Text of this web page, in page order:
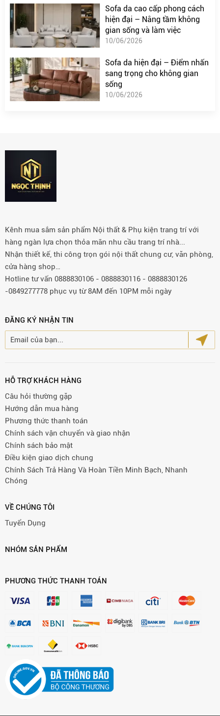
Sofa da cao cấp phong cách
hiện đại – Nâng tầm không
gian sống và làm việc
10/06/2026
Sofa da hiện đại – Điểm nhấn
sang trọng cho không gian
sống
10/06/2026
Kênh mua sắm sản phẩm Nội thất & Phụ kiện trang trí với
hàng ngàn lựa chọn thỏa mãn nhu cầu trang trí nhà...
Nhận thiết kế, thi công trọn gói nội thất chung cư, văn phòng,
cửa hàng shop…
Hotline tư vấn 0888830106 - 0888830116 - 0888830126
-0849277778 phục vụ từ 8AM đến 10PM mỗi ngày
ĐĂNG KÝ NHẬN TIN
HỖ TRỢ KHÁCH HÀNG
Câu hỏi thường gặp
Hướng dẫn mua hàng
Phương thức thanh toán
Chính sách vận chuyển và giao nhận
Chính sách bảo mật
Điều kiện giao dịch chung
Chính Sách Trả Hàng Và Hoàn Tiền Minh Bạch, Nhanh
Chóng
VỀ CHÚNG TÔI
Tuyển Dụng
NHÓM SẢN PHẨM
PHƯƠNG THỨC THANH TOÁN